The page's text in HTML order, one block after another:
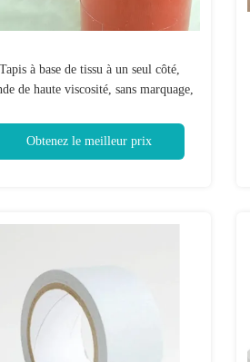
à base de tissu à un seul côté,
de haute viscosité, sans marquage,
Obtenez le meilleur prix